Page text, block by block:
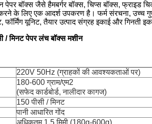
पेपर बॉक्स जैसे हैमबर्गर बॉक्स, चिप्स बॉक्स,
करने के लिए एक आदर्श उपकरण है। फर्म संरचना, उच्च
यूनिट, तैयार उत्पाद संग्रह इकाई और गिनती
/ मिनट पेपर लंच बॉक्स मशीन
220V 50Hz (ग्राहकों की आवश्यकताओं पर)
180-600 ग्राम/एम2
(सफेद कार्डबोर्ड, नालीदार कागज)
150 पीसी / मिनट
पानी आधारित गोंद
अधिकतम 1.5 मिमी (180g-600g)